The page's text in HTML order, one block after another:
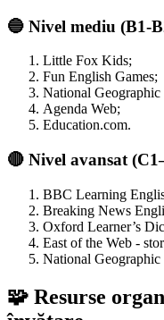
🔵 Nivel mediu (B1-
Little Fox Kids;
Fun English Games;
National
Agenda Web;
Education.com.
🔴 Nivel avansat
BBC Learning
Breaking News
Oxford Learner’s
East of the Web -
National Geographic
🧩 Resurse